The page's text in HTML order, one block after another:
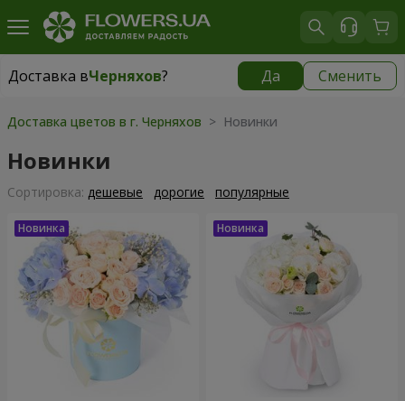
Доставка вЧерняхов? Да Сменить
Доставка вЧерняхов|
Доставка цветов в г. Черняхов > Новинки
Новинки
Cортировка: дешевые дорогие популярные